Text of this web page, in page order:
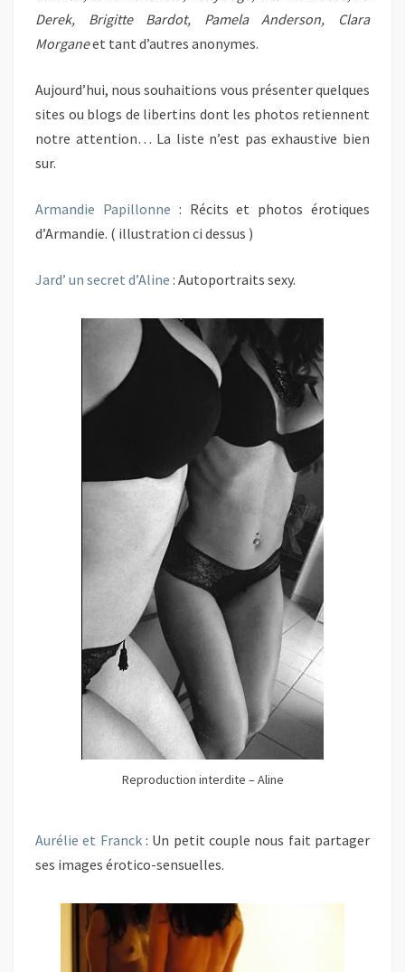
Derek, Brigitte Bardot, Pamela Anderson, Clara
Morganeet tant d’autres anonymes.
Aujourd’hui, nous souhaitions vous présenter quelques
sites ou blogs de libertins dont les photos retiennent
notre attention… La liste n’est pas exhaustive bien
sur.
Armandie Papillonne : Récits et photos érotiques
d’Armandie. ( illustration ci dessus )
Jard’ un secret d’Aline : Autoportraits sexy.
Reproduction interdite – Aline
Aurélie et Franck: Un petit couple nous fait partager
ses images érotico-sensuelles.